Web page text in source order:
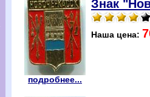
подробнее...
Знак
Наша цена: